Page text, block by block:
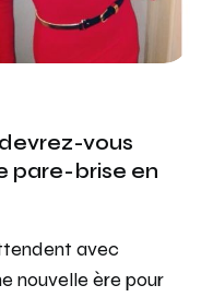
vous
pare-brise en
avec
nouvelle ère pour